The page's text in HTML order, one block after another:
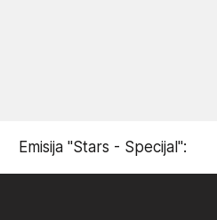
Emisija "Stars - Specijal":